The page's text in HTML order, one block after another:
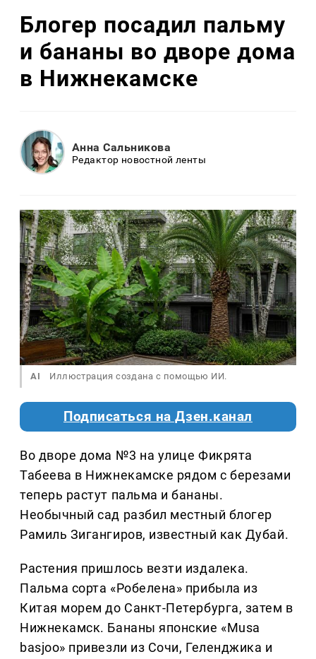
Блогер посадил пальму
и бананы во дворе дома
в Нижнекамске
Анна Сальникова
Редактор новостной ленты
AI Иллюстрация создана с помощью ИИ.
Подписаться на Дзен.канал
Во дворе дома №3 на улице Фикрята
Табеева в Нижнекамске рядом с березами
теперь растут пальма и бананы.
Необычный сад разбил местный блогер
Рамиль Зигангиров, известный как Дубай.
Растения пришлось везти издалека.
Пальма сорта «Робелена» прибыла из
Китая морем до Санкт-Петербурга, затем в
Нижнекамск. Бананы японские «Musa
basjoo» привезли из Сочи, Геленджика и